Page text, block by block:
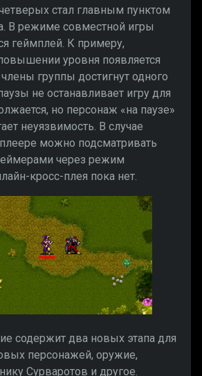
стал главным пунктом
В режиме совместной игры
геймплей. К примеру,
уровня появляется
группы достигнут одного
не останавливает игру для
но персонаж «на паузе»
неуязвимость. В случае
можно подсматривать
через режим
кросс-плея пока нет.
содержит два новых этапа для
персонажей, оружие,
Сурваротов и другое.